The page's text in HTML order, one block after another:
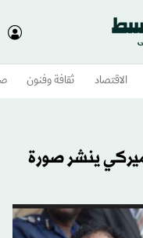
الاقتصاد ثقافة وفنون
ينشر صورة